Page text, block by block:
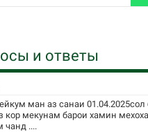
и ответы
ман аз санаи
кор мекунам барои хамин
чанд ....